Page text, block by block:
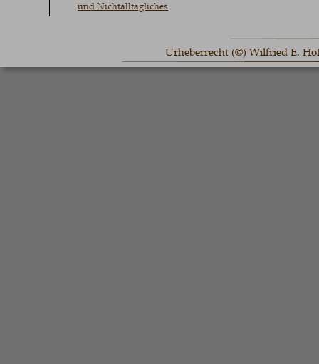
und Nichtalltägliches
Urheberrecht (©) Wilfried E.